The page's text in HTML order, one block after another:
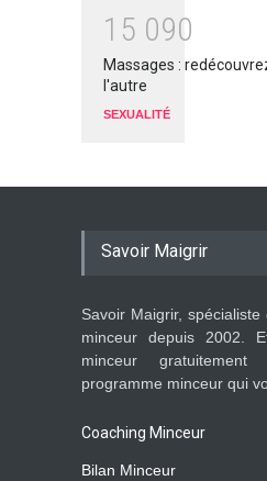
1 5 090
Massages :
l'autre
SEXUALITÉ
Savoir Maigrir
Savoir Maigrir,
minceur depuis 2002.
minceur
programme minceur qui
Coaching Minceur
Bilan Minceur